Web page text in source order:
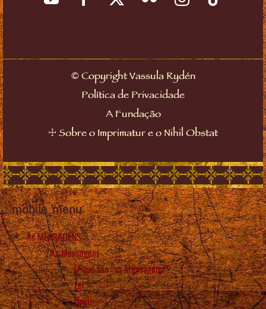
©Copyright Vassula Rydén
Política de Privacidade
A Fundação
☩ Sobre o Imprimatur e o Nihil Obstat
mobile_menu
As MENSAGENS
As Mensagens
O que são “as Mensagens”?
Ler
Ouvir